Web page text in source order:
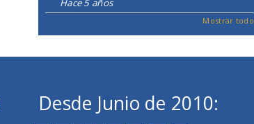
Hace 5 años
Mostrar todo
Desde Junio de 2010: